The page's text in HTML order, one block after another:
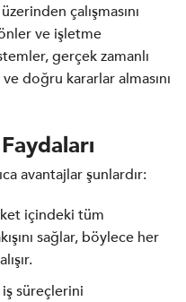
çalışmasını
ve işletme
gerçek zamanlı
doğru kararlar almasını
avantajlar şunlardır:
içindeki tüm
sağlar, böylece her
süreçlerini